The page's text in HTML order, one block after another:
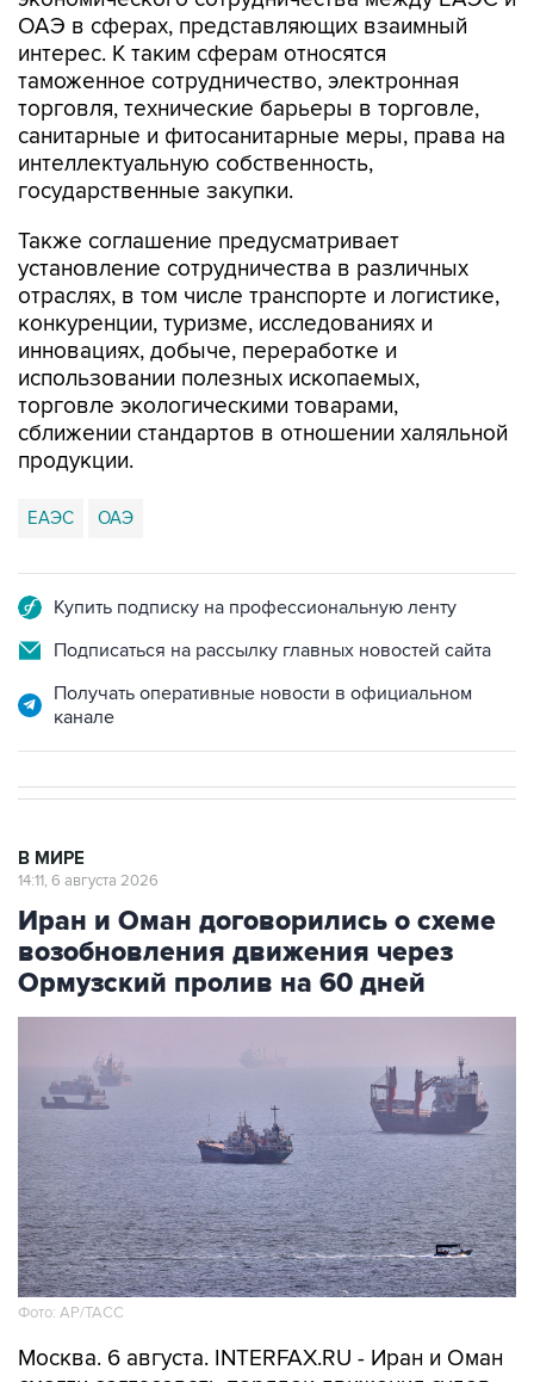
ОАЭ в сферах, представляющих взаимный
интерес. К таким сферам относятся
таможенное сотрудничество, электронная
торговля, технические барьеры в торговле,
санитарные и фитосанитарные меры, права на
интеллектуальную собственность,
государственные закупки.
Также соглашение предусматривает
установление сотрудничества в различных
отраслях, в том числе транспорте и логистике,
конкуренции, туризме, исследованиях и
инновациях, добыче, переработке и
использовании полезных ископаемых,
торговле экологическими товарами,
сближении стандартов в отношении халяльной
продукции.
ЕАЭС ОАЭ
Купить подписку на профессиональную ленту
Подписаться на рассылку главных новостей сайта
Получать оперативные новости в официальном
канале
В МИРЕ
14:11, 6 августа 2026
Иран и Оман договорились о схеме
возобновления движения через
Ормузский пролив на 60 дней
Фото: AP/ТАСС
Москва. 6 августа. INTERFAX.RU - Иран и Оман